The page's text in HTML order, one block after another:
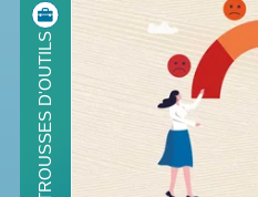
TROUSSES D'OUTILS